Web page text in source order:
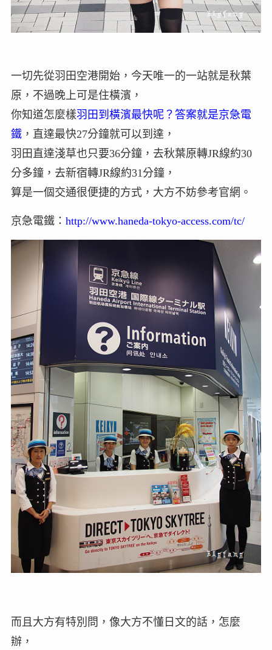
一切先從羽田空港開始，今天唯一的一站就是秋葉
原，不過晚上可是住橫濱，
你知道怎麼樣羽田到橫濱最快呢？答案就是京急電
鐵，直達最快27分鐘就可以到達，
羽田直達淺草也只要36分鐘，去秋葉原轉JR線約30
分多鐘，去新宿轉JR線約31分鐘，
算是一個交通很便捷的方式，大方不妨參考官網。
京急電鐵： http://www.haneda-tokyo-access.com/tc/
而且大方有特別問，像大方不懂日文的話，怎麼
辦，